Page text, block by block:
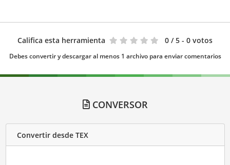
Califica esta herramienta 0 / 5 - 0 votos
Debes convertir y descargar al menos 1 archivo para enviar comentarios
CONVERSOR
Convertir desde TEX